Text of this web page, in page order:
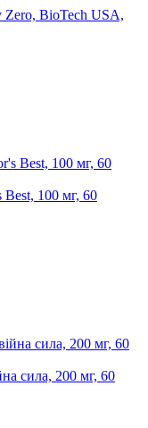
Zero, BioTech USA,
100 мг, 60
сила, 200 мг, 60